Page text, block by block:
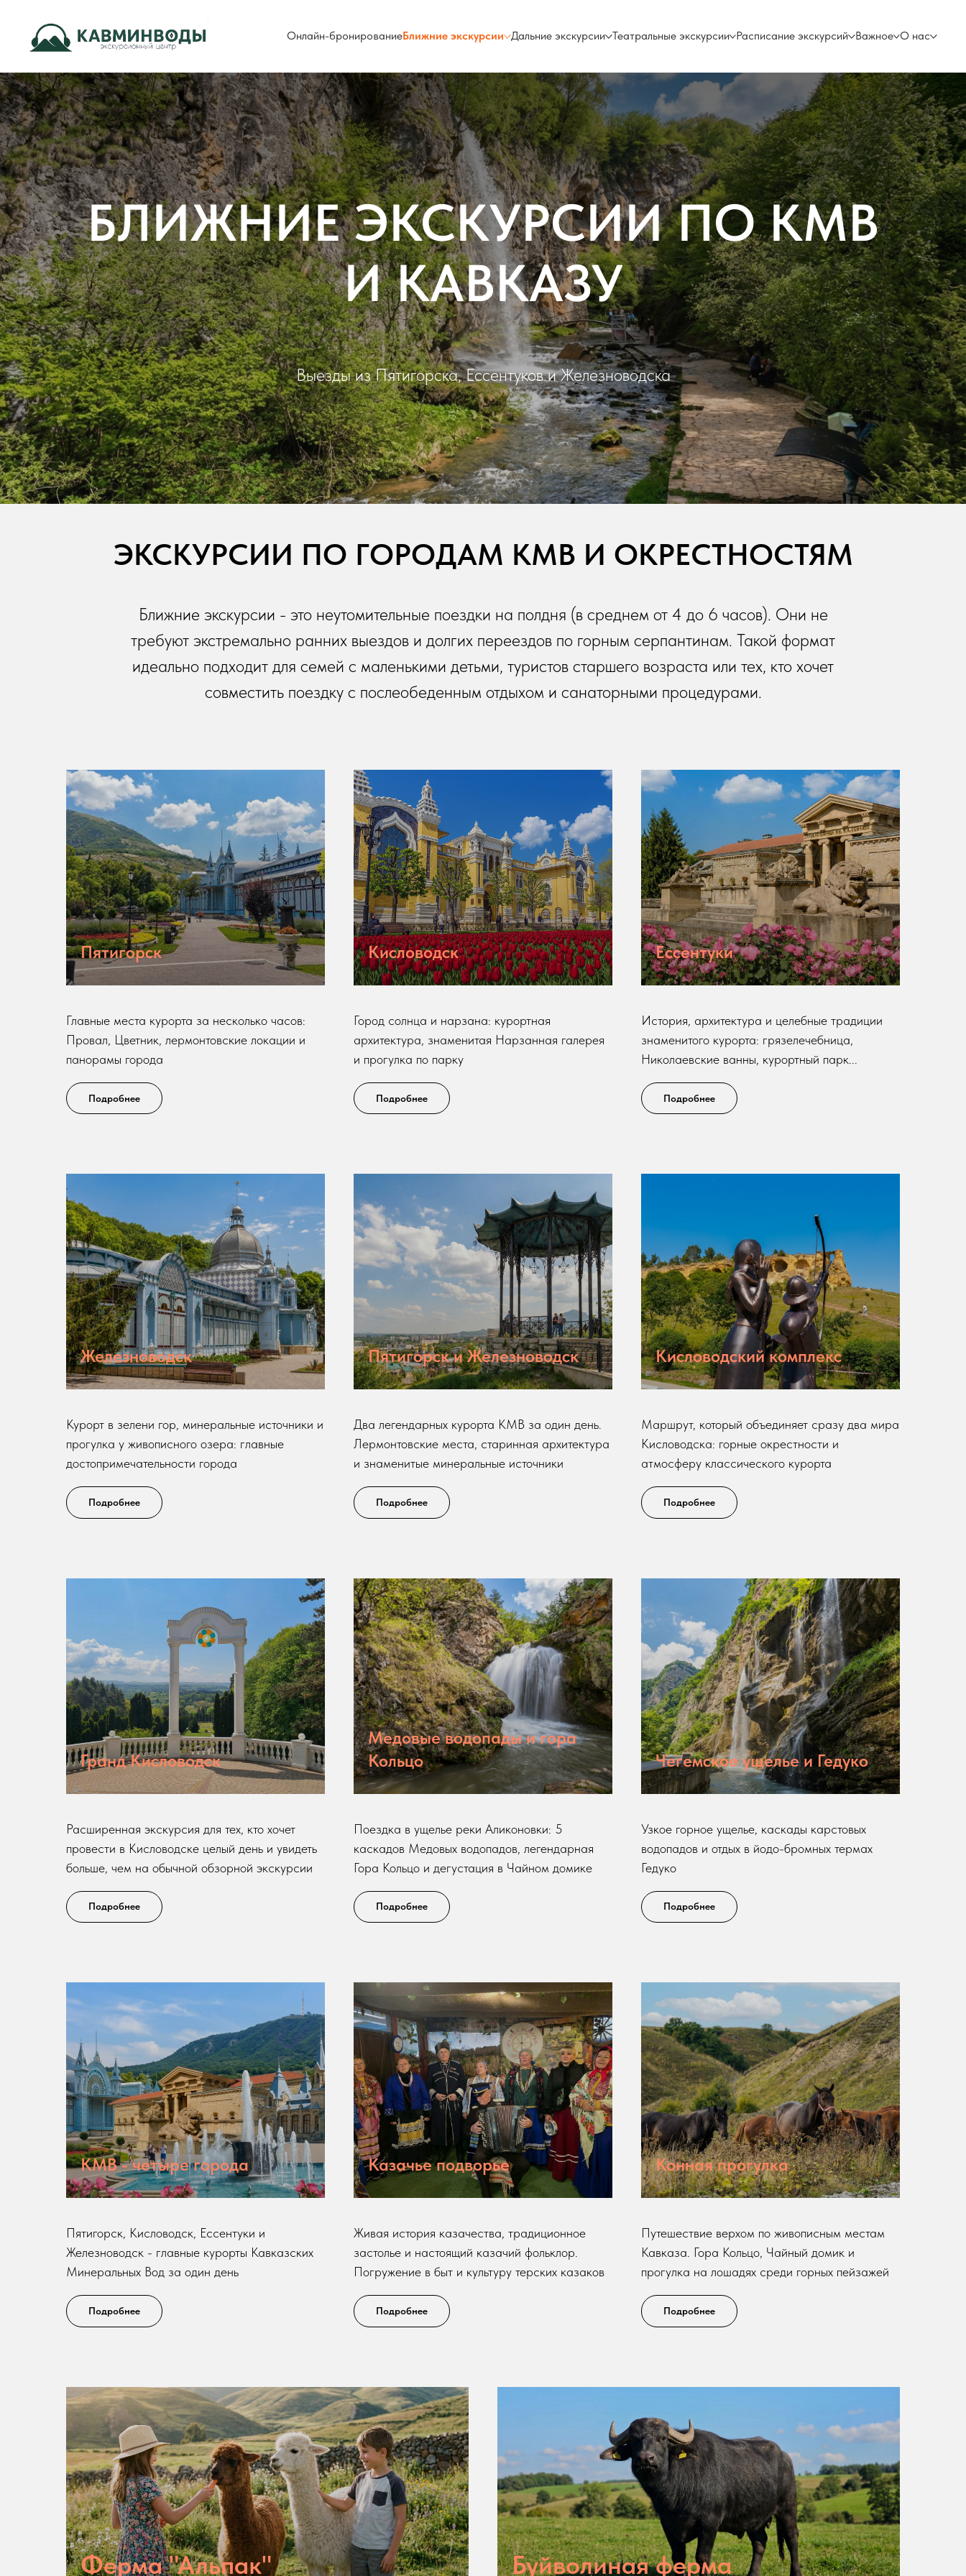
Онлайн-бронированиеБлижние экскурсии Дальние экскурсии Театральные экскурсии Расписание экскурсий Важное О нас
БЛИЖНИЕ ЭКСКУРСИИ ПО КМВ
И КАВКАЗУ
Выезды из Пятигорска, Ессентуков и Железноводска
ЭКСКУРСИИ ПО ГОРОДАМ КМВ И ОКРЕСТНОСТЯМ
Ближние экскурсии - это неутомительные поездки на полдня (в среднем от 4 до 6 часов). Они не
требуют экстремально ранних выездов и долгих переездов по горным серпантинам. Такой формат
идеально подходит для семей с маленькими детьми, туристов старшего возраста или тех, кто хочет
совместить поездку с послеобеденным отдыхом и санаторными процедурами.
Пятигорск
Главные места курорта за несколько часов:
Провал, Цветник, лермонтовские локации и
панорамы города
Подробнее
Кисловодск
Город солнца и нарзана: курортная
архитектура, знаменитая Нарзанная галерея
и прогулка по парку
Подробнее
Ессентуки
История, архитектура и целебные традиции
знаменитого курорта: грязелечебница,
Николаевские ванны, курортный парк...
Подробнее
Железноводск
Курорт в зелени гор, минеральные источники и
прогулка у живописного озера: главные
достопримечательности города
Подробнее
Пятигорск и Железноводск
Два легендарных курорта КМВ за один день.
Лермонтовские места, старинная архитектура
и знаменитые минеральные источники
Подробнее
Кисловодский комплекс
Маршрут, который объединяет сразу два мира
Кисловодска: горные окрестности и
атмосферу классического курорта
Подробнее
Гранд Кисловодск
Расширенная экскурсия для тех, кто хочет
провести в Кисловодске целый день и увидеть
больше, чем на обычной обзорной экскурсии
Подробнее
Медовые водопады и гора
Кольцо
Поездка в ущелье реки Аликоновки: 5
каскадов Медовых водопадов, легендарная
Гора Кольцо и дегустация в Чайном домике
Подробнее
Чегемское ущелье и Гедуко
Узкое горное ущелье, каскады карстовых
водопадов и отдых в йодо-бромных термах
Гедуко
Подробнее
КМВ - четыре города
Пятигорск, Кисловодск, Ессентуки и
Железноводск - главные курорты Кавказских
Минеральных Вод за один день
Подробнее
Казачье подворье
Живая история казачества, традиционное
застолье и настоящий казачий фольклор.
Погружение в быт и культуру терских казаков
Подробнее
Конная прогулка
Путешествие верхом по живописным местам
Кавказа. Гора Кольцо, Чайный домик и
прогулка на лошадях среди горных пейзажей
Подробнее
Ферма "Альпак" Буйволиная ферма